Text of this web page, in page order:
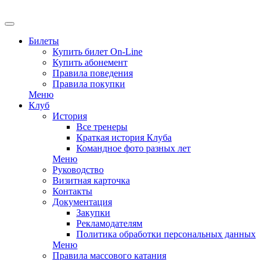
Билеты
Купить билет On-Line
Купить абонемент
Правила поведения
Правила покупки
Меню
Клуб
История
Все тренеры
Краткая история Клуба
Командное фото разных лет
Меню
Руководство
Визитная карточка
Контакты
Документация
Закупки
Рекламодателям
Политика обработки персональных данных
Меню
Правила массового катания